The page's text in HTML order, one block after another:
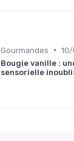
Gourmandes •
Bougie vanille :
sensorielle